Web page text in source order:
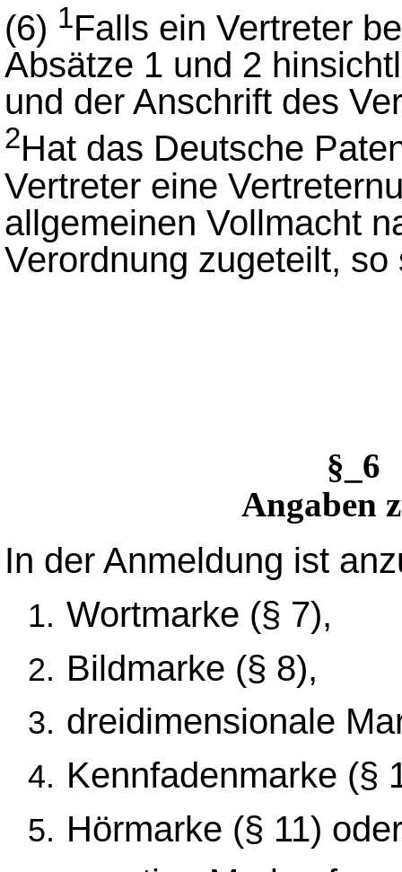
(6) 1Falls ein Vertreter
Absätze 1 und 2
und der Anschrift des
2Hat das Deutsche
Vertreter eine
allgemeinen Vollmacht
Verordnung zugeteilt,
§_6
Angaben
In der Anmeldung ist
Wortmarke (§ 7),
Bildmarke (§ 8),
dreidimensionale
Kennfadenmarke (§
Hörmarke (§ 11) oder